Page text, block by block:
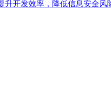
开发效率，降低信息安全风